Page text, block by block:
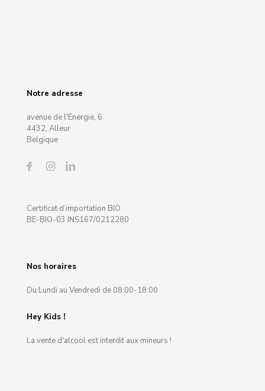
Notre adresse
avenue de l'Energie, 6
4432, Alleur
Belgique
Certificat d’importation BIO
BE-BIO-03 INS167/0212280
Nos horaires
Du Lundi au Vendredi de 08:00-18:00
Hey Kids !
La vente d'alcool est interdit aux mineurs !